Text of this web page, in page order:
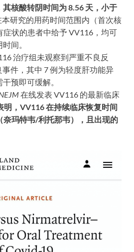
核酸转阴时间为 8.56 天，小于
本研究的用药时间范围内（首次核
症状的患者中给予 VV116，均可
间。
治疗组未观察到严重不良反
件，其中 7 例为轻度肝功能异
预即可缓解。
在线发表 VV116 的最新临床
明，VV116 在持续临床恢复时间
奈玛特韦/利托那韦），且出现的